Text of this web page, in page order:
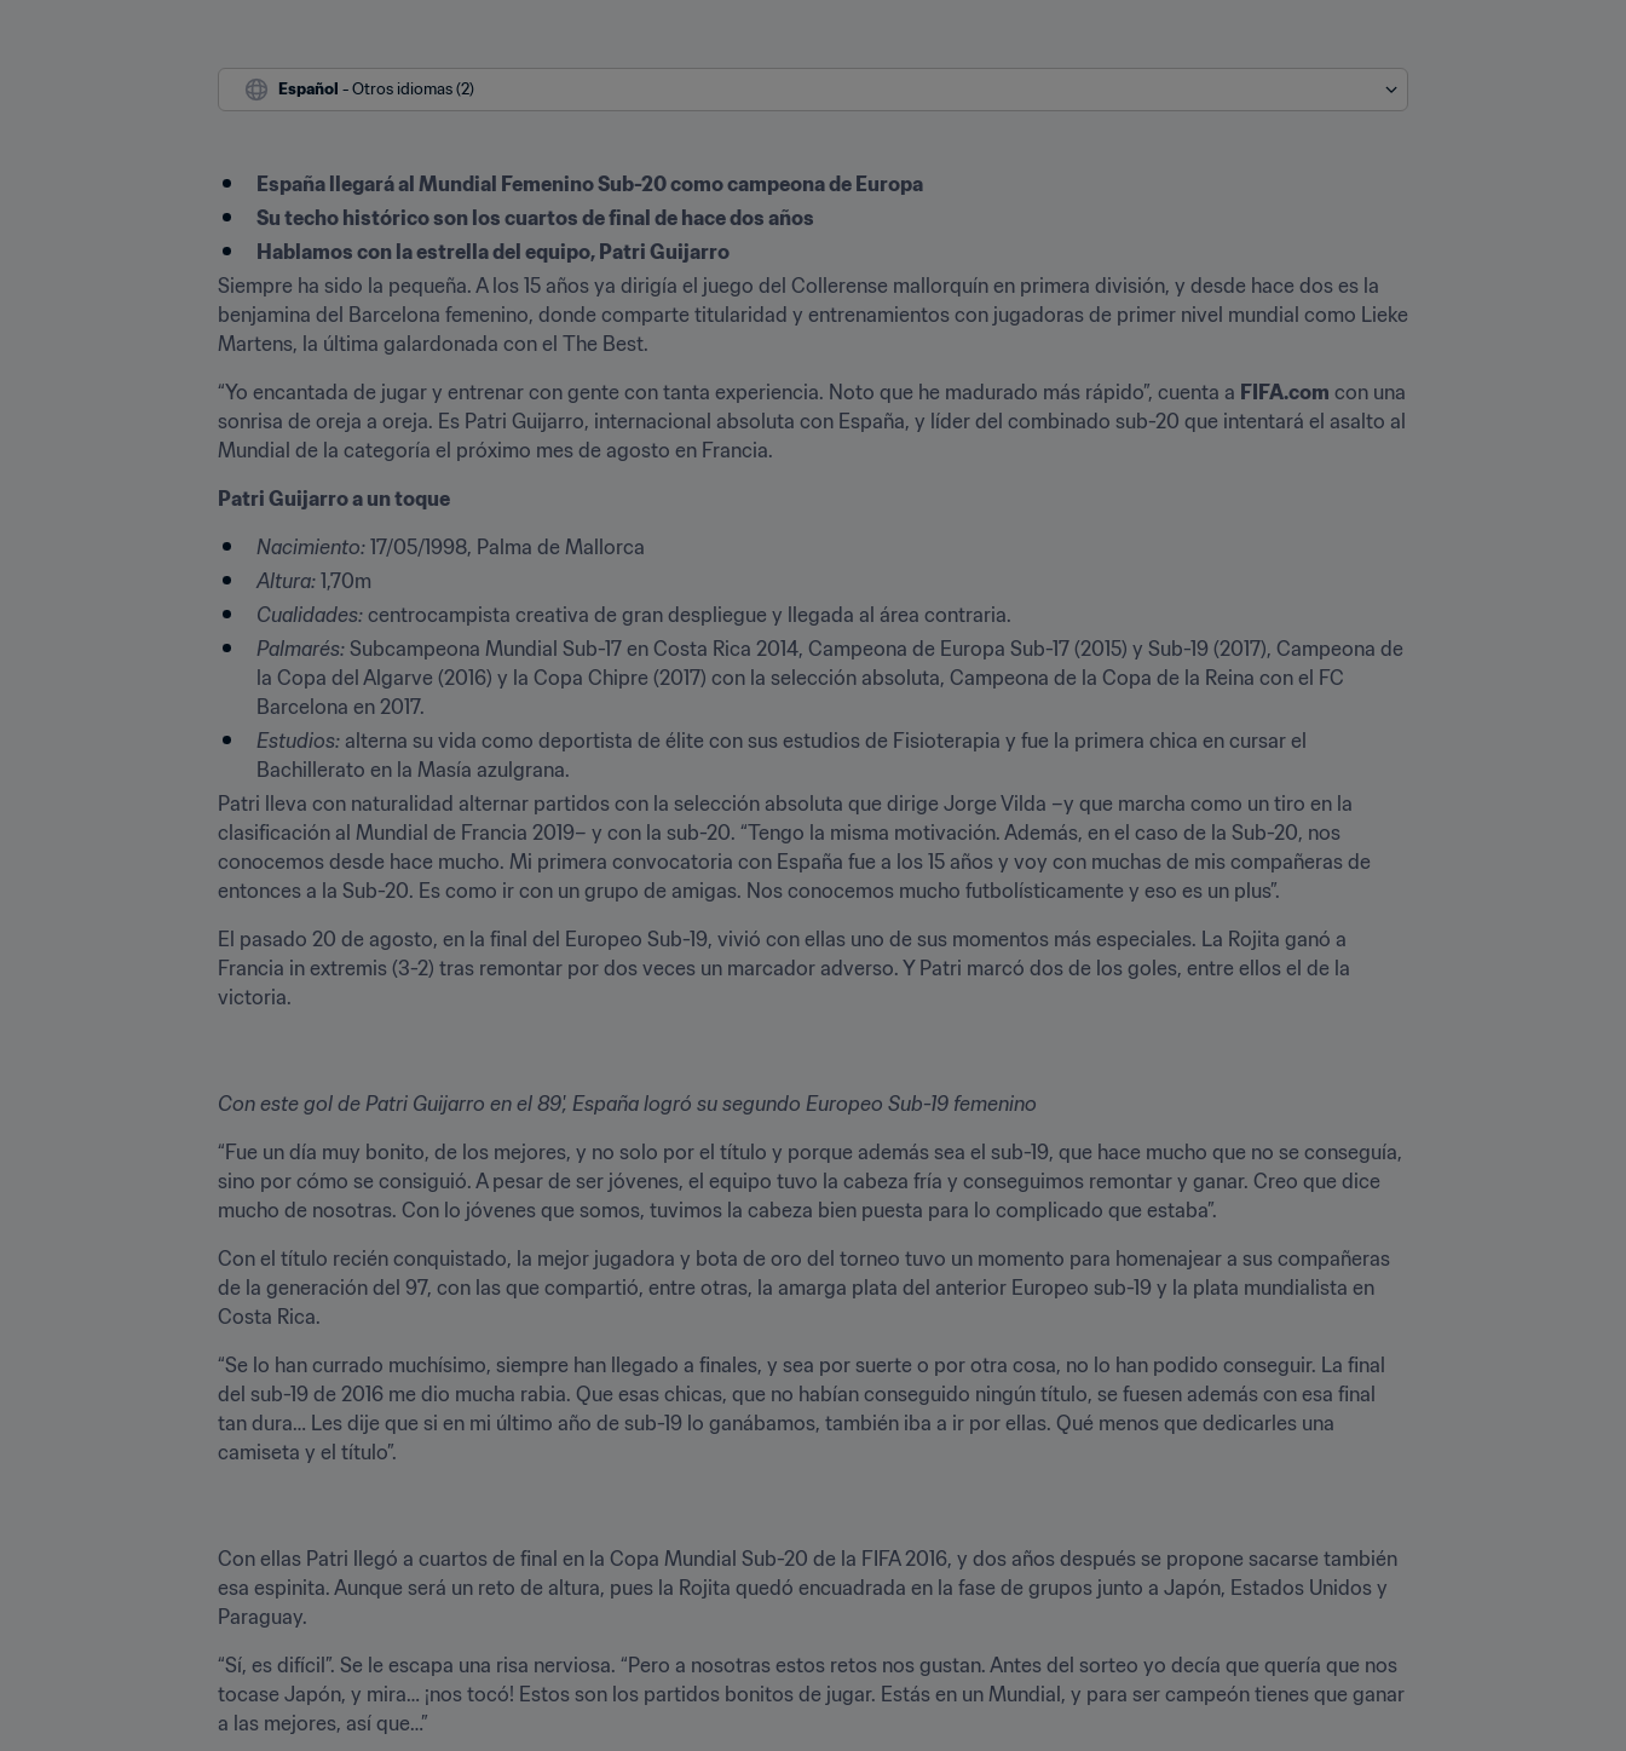
Español - Otros idiomas (2)
España llegará al Mundial Femenino Sub-20 como campeona de Europa
Su techo histórico son los cuartos de final de hace dos años
Hablamos con la estrella del equipo, Patri Guijarro
Siempre ha sido la pequeña. A los 15 años ya dirigía el juego del Collerense mallorquín en primera división, y desde hace dos es la
benjamina del Barcelona femenino, donde comparte titularidad y entrenamientos con jugadoras de primer nivel mundial como Lieke
Martens, la última galardonada con el The Best.
“Yo encantada de jugar y entrenar con gente con tanta experiencia. Noto que he madurado más rápido”, cuenta a FIFA.com con una
sonrisa de oreja a oreja. Es Patri Guijarro, internacional absoluta con España, y líder del combinado sub-20 que intentará el asalto al
Mundial de la categoría el próximo mes de agosto en Francia.
Patri Guijarro a un toque
Nacimiento: 17/05/1998, Palma de Mallorca
Altura: 1,70m
Cualidades: centrocampista creativa de gran despliegue y llegada al área contraria.
Palmarés: Subcampeona Mundial Sub-17 en Costa Rica 2014, Campeona de Europa Sub-17 (2015) y Sub-19 (2017), Campeona de
la Copa del Algarve (2016) y la Copa Chipre (2017) con la selección absoluta, Campeona de la Copa de la Reina con el FC
Barcelona en 2017.
Estudios: alterna su vida como deportista de élite con sus estudios de Fisioterapia y fue la primera chica en cursar el
Bachillerato en la Masía azulgrana.
Patri lleva con naturalidad alternar partidos con la selección absoluta que dirige Jorge Vilda –y que marcha como un tiro en la
clasificación al Mundial de Francia 2019– y con la sub-20. “Tengo la misma motivación. Además, en el caso de la Sub-20, nos
conocemos desde hace mucho. Mi primera convocatoria con España fue a los 15 años y voy con muchas de mis compañeras de
entonces a la Sub-20. Es como ir con un grupo de amigas. Nos conocemos mucho futbolísticamente y eso es un plus”.
El pasado 20 de agosto, en la final del Europeo Sub-19, vivió con ellas uno de sus momentos más especiales. La Rojita ganó a
Francia in extremis (3-2) tras remontar por dos veces un marcador adverso. Y Patri marcó dos de los goles, entre ellos el de la
victoria.
Con este gol de Patri Guijarro en el 89', España logró su segundo Europeo Sub-19 femenino
“Fue un día muy bonito, de los mejores, y no solo por el título y porque además sea el sub-19, que hace mucho que no se conseguía,
sino por cómo se consiguió. A pesar de ser jóvenes, el equipo tuvo la cabeza fría y conseguimos remontar y ganar. Creo que dice
mucho de nosotras. Con lo jóvenes que somos, tuvimos la cabeza bien puesta para lo complicado que estaba”.
Con el título recién conquistado, la mejor jugadora y bota de oro del torneo tuvo un momento para homenajear a sus compañeras
de la generación del 97, con las que compartió, entre otras, la amarga plata del anterior Europeo sub-19 y la plata mundialista en
Costa Rica.
“Se lo han currado muchísimo, siempre han llegado a finales, y sea por suerte o por otra cosa, no lo han podido conseguir. La final
del sub-19 de 2016 me dio mucha rabia. Que esas chicas, que no habían conseguido ningún título, se fuesen además con esa final
tan dura… Les dije que si en mi último año de sub-19 lo ganábamos, también iba a ir por ellas. Qué menos que dedicarles una
camiseta y el título”.
Con ellas Patri llegó a cuartos de final en la Copa Mundial Sub-20 de la FIFA 2016, y dos años después se propone sacarse también
esa espinita. Aunque será un reto de altura, pues la Rojita quedó encuadrada en la fase de grupos junto a Japón, Estados Unidos y
Paraguay.
“Sí, es difícil”. Se le escapa una risa nerviosa. “Pero a nosotras estos retos nos gustan. Antes del sorteo yo decía que quería que nos
tocase Japón, y mira… ¡nos tocó! Estos son los partidos bonitos de jugar. Estás en un Mundial, y para ser campeón tienes que ganar
a las mejores, así que…”